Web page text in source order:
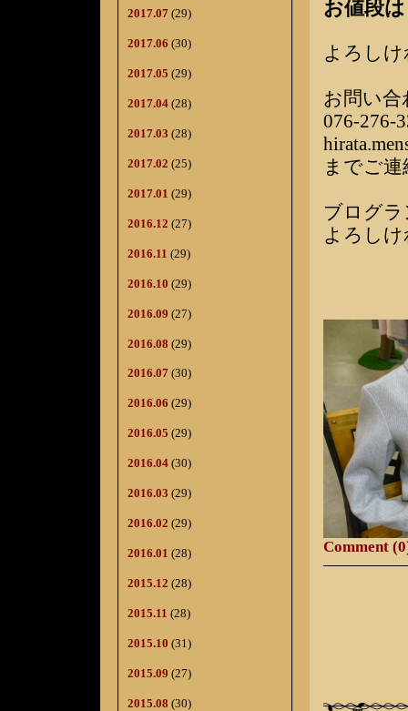
2017.07 (29)
2017.06 (30)
2017.05 (29)
2017.04 (28)
2017.03 (28)
2017.02 (25)
2017.01 (29)
2016.12 (27)
2016.11 (29)
2016.10 (29)
2016.09 (27)
2016.08 (29)
2016.07 (30)
2016.06 (29)
2016.05 (29)
2016.04 (30)
2016.03 (29)
2016.02 (29)
2016.01 (28)
2015.12 (28)
2015.11 (28)
2015.10 (31)
2015.09 (27)
2015.08 (30)
お値段
よろし
お問い合
076-276-
までご
ブログ
よろし
Comment